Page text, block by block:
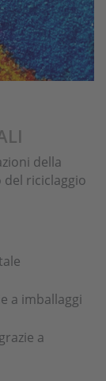
della
riciclaggio
a imballaggi
a